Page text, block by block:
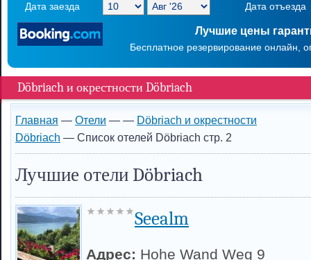
Дата заезда Дата отъезда
Лучшие цены
Бесплатное резервирование онлайн,
Döbriach и окрестности Döbriach
Главная — Отели — — Döbriach и окрестности
Döbriach — Список отелей Döbriach стр. 2
Лучшие отели Döbriach
Seealm
Адрес: Hohe Wand Weg 9